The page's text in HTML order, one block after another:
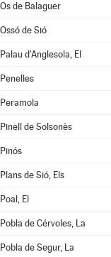
Os de Balaguer
Ossó de Sió
Palau d'Anglesola, El
Penelles
Peramola
Pinell de Solsonès
Pinós
Plans de Sió, Els
Poal, El
Pobla de Cérvoles, La
Pobla de Segur, La